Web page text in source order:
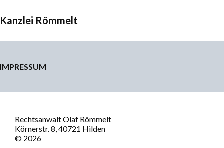
Kanzlei Römmelt
IMPRESSUM
Rechtsanwalt Olaf Römmelt
Körnerstr. 8, 40721 Hilden
© 2026